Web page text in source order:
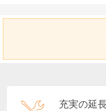
充実の延